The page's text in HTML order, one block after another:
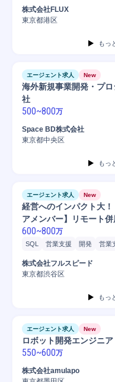
プロジェクト
コンサルタント
株式会社FLUX
東京都港区
もっ
エージェント求人 New
海外新規事業開発・プ
社
500~800万
Space BD株式会社
東京都中央区
もっ
エージェント求人 New
経営へのインパクト大
アメンバー】リモート
600~800万
SQL 営業支援 開発 営業
予算配分
ビッグデータ
Azure
株式会社フルスピード
東京都渋谷区
もっ
エージェント求人 New
ロボット開発エンジニア
550~600万
株式会社amulapo